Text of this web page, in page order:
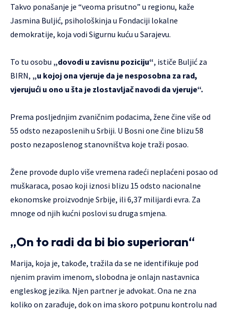
Takvo ponašanje je “veoma prisutno” u regionu, kaže
Jasmina Buljić, psihološkinja u Fondaciji lokalne
demokratije, koja vodi Sigurnu kuću u Sarajevu.
To tu osobu „dovodi u zavisnu poziciju“, ističe Buljić za
BIRN, „u kojoj ona vjeruje da je nesposobna za rad,
vjerujući u ono u šta je zlostavljač navodi da vjeruje“.
Prema posljednjim zvaničnim podacima, žene čine više od
55 odsto nezaposlenih u Srbiji. U Bosni one čine blizu 58
posto nezaposlenog stanovništva koje traži posao.
Žene provode duplo više vremena radeći neplaćeni posao od
muškaraca, posao koji iznosi blizu 15 odsto nacionalne
ekonomske proizvodnje Srbije, ili 6,37 milijardi evra. Za
mnoge od njih kućni poslovi su druga smjena.
„On to radi da bi bio superioran“
Marija, koja je, takođe, tražila da se ne identifikuje pod
njenim pravim imenom, slobodna je onlajn nastavnica
engleskog jezika. Njen partner je advokat. Ona ne zna
koliko on zarađuje, dok on ima skoro potpunu kontrolu nad